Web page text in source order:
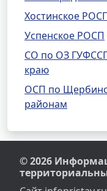
Хостинское
Успенское РОСП
СО по ОЗ
краю
ОСП по
районам
© 2026